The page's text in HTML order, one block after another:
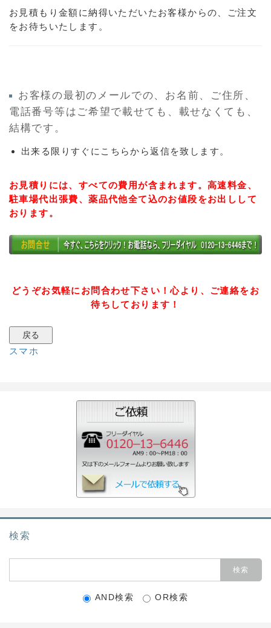
お見積もり金額に納得いただいたお客様からの、ご注文
をお待ちいたします。
お客様の最初のメールでの、お名前、ご住所、
電話番号等はご希望で載せても、載せなくても、
結構です。
出来る限りすぐにこちらから返信を致します。
お見積りには、すべての費用が含まれます。高速料金、
駐車場代出張費、薬品代他全て込のお値段をお出しして
おります。
どうぞお気軽にお問合わせ下さい！心より、ご連絡をお
待ちしております！
スマホ
検索
AND検索 OR検索